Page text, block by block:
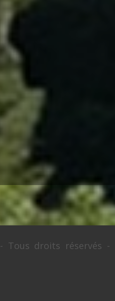
- Tous droits réservés -